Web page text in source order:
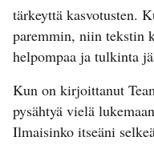
tärkeyttä kasvotusten.
paremmin, niin tekstin
helpompaa ja tulkinta
Kun on kirjoittanut
pysähtyä vielä
Ilmaisinko itseäni